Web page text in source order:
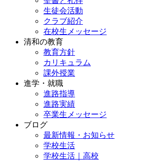
生徒会活動
クラブ紹介
在校生メッセージ
清和の教育
教育方針
カリキュラム
課外授業
進学・就職
進路指導
進路実績
卒業生メッセージ
ブログ
最新情報・お知らせ
学校生活
学校生活｜高校